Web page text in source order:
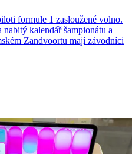
formule 1 zasloužené volno.
kalendář šampionátu a
Zandvoortu mají závodníci